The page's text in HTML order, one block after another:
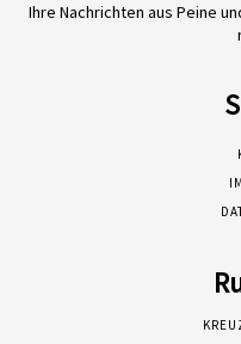
Ihre Nachrichten aus Peine